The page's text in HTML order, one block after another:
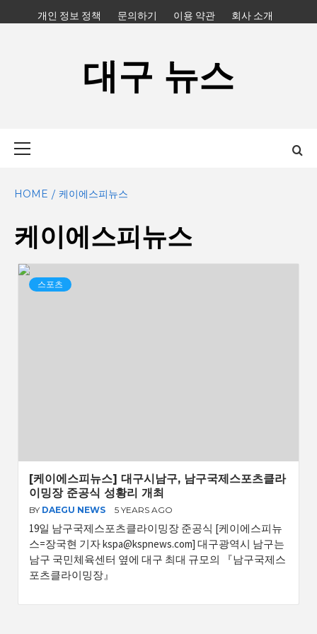
to
개인 정보 정책 문의하기 이용 약관 회사 소개
대구 뉴스
HOME 케이에스피뉴스
케이에스피뉴스
스포츠
[케이에스피뉴스] 대구시남구, 남구국제스포츠클라
이밍장 준공식 성황리 개최
BY DAEGU NEWS 5 YEARS AGO
19일 남구국제스포츠클라이밍장 준공식 [케이에스피뉴
스=장국현 기자kspa@kspnews.com] 대구광역시 남구는
남구 국민체육센터 옆에 대구 최대 규모의 『남구국제스
포츠클라이밍장』